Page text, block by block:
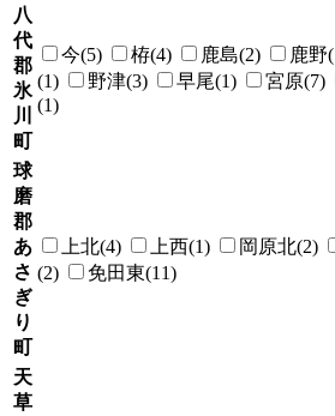
八
代
郡
氷
川
町
今(5) 栫(4) 鹿島(2) 鹿野
(1)
野津(3) 早尾(1) 宮原(7)
(1)
球
磨
郡
あ
さ
ぎ
り
町
上北(4) 上西(1) 岡原北(2)
(2)
免田東(11)
天
草